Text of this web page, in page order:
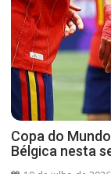
Copa do
Bélgica nesta